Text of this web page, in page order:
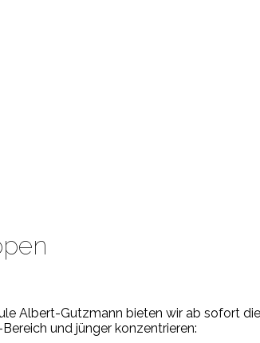
Albert-Gutzmann bieten wir ab sofort
und jünger konzentrieren: